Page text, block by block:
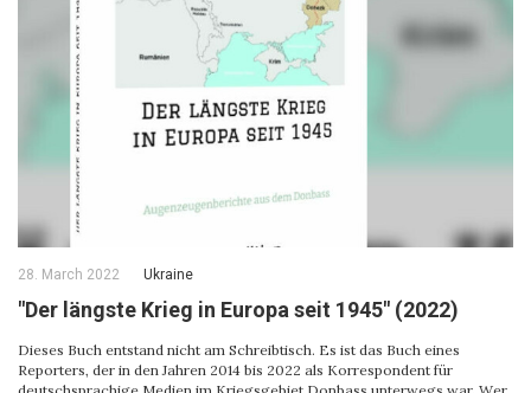
28. March 2022 Ukraine
"Der längste Krieg in Europa seit 1945" (2022)
Dieses Buch entstand nicht am Schreibtisch. Es ist das Buch eines
Reporters, der in den Jahren 2014 bis 2022 als Korrespondent für
deutschsprachige Medien im Kriegsgebiet Donbass unterwegs war. Wer